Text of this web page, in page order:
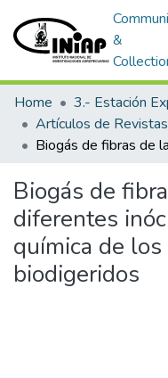
&
Home
Artículos de
Biogás de
diferentes
química de
biodigeridos